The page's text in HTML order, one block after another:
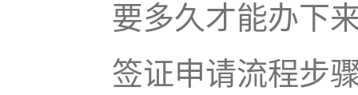
要多久才能办下
签证申请流程步